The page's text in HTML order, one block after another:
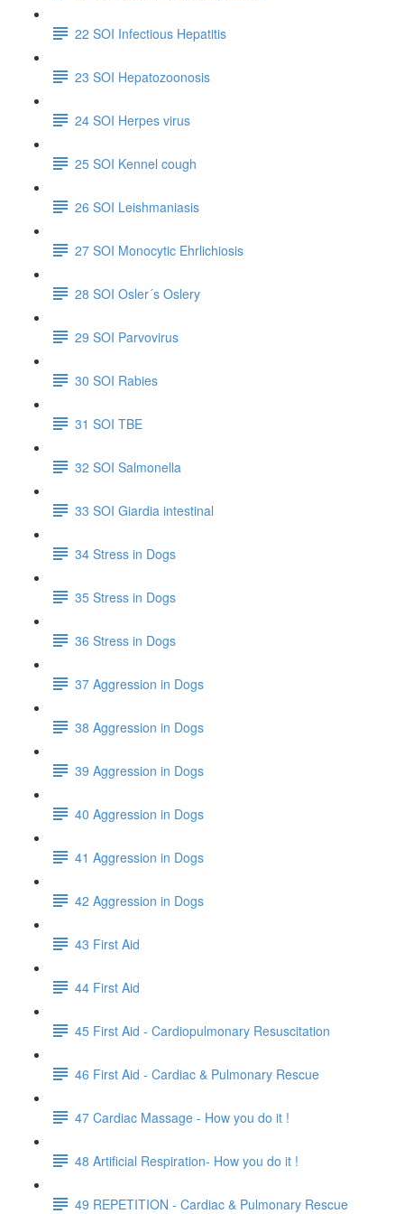
22 SOI Infectious Hepatitis
23 SOI Hepatozoonosis
24 SOI Herpes virus
25 SOI Kennel cough
26 SOI Leishmaniasis
27 SOI Monocytic Ehrlichiosis
28 SOI Osler´s Oslery
29 SOI Parvovirus
30 SOI Rabies
31 SOI TBE
32 SOI Salmonella
33 SOI Giardia intestinal
34 Stress in Dogs
35 Stress in Dogs
36 Stress in Dogs
37 Aggression in Dogs
38 Aggression in Dogs
39 Aggression in Dogs
40 Aggression in Dogs
41 Aggression in Dogs
42 Aggression in Dogs
43 First Aid
44 First Aid
45 First Aid - Cardiopulmonary Resuscitation
46 First Aid - Cardiac & Pulmonary Rescue
47 Cardiac Massage - How you do it !
48 Artificial Respiration- How you do it !
49 REPETITION - Cardiac & Pulmonary Rescue